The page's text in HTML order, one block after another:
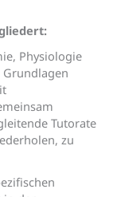
Physiologie
Tutorate
zu